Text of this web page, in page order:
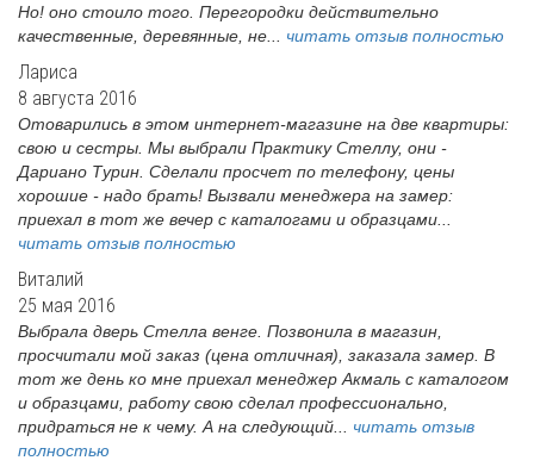
Но! оно стоило того. Перегородки действительно
качественные, деревянные, не... читать отзыв полностью
Лариса
8 августа 2016
Отоварились в этом интернет-магазине на две квартиры:
свою и сестры. Мы выбрали Практику Стеллу, они -
Дариано Турин. Сделали просчет по телефону, цены
хорошие - надо брать! Вызвали менеджера на замер:
приехал в тот же вечер с каталогами и образцами...
читать отзыв полностью
Виталий
25 мая 2016
Выбрала дверь Стелла венге. Позвонила в магазин,
просчитали мой заказ (цена отличная), заказала замер. В
тот же день ко мне приехал менеджер Акмаль с каталогом
и образцами, работу свою сделал профессионально,
придраться не к чему. А на следующий... читать отзыв
полностью